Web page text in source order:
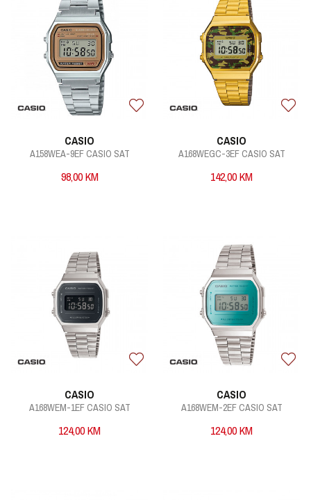
CASIO
A158WEA-9EF CASIO SAT
98,00KM
CASIO
A168WEGC-3EF CASIO SAT
142,00KM
CASIO
A168WEM-1EF CASIO SAT
124,00KM
CASIO
A168WEM-2EF CASIO SAT
124,00KM